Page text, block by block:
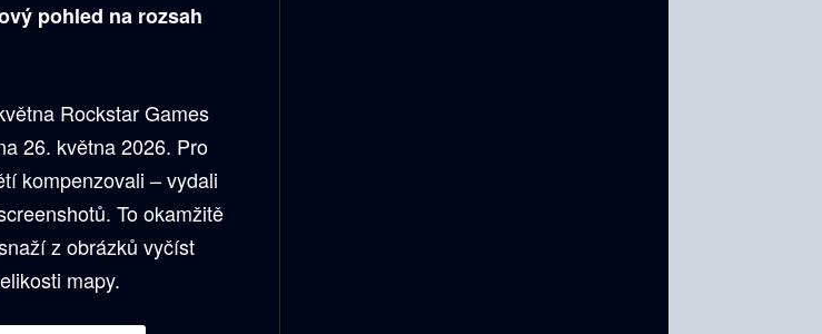
pohled na rozsah
Rockstar Games
26. května 2026. Pro
kompenzovali – vydali
To okamžitě
z obrázků vyčíst
mapy.